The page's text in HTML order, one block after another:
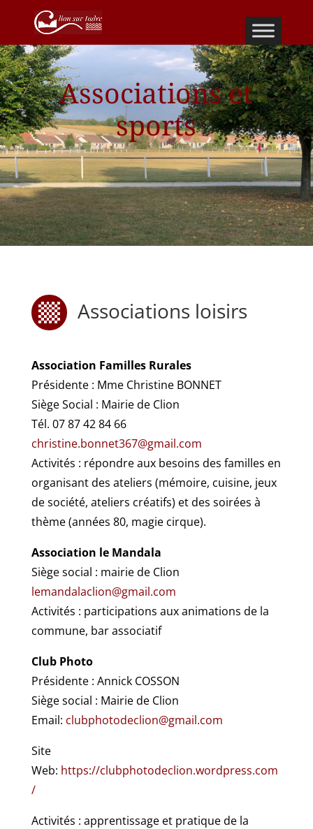
Associations et
sports
 Associations loisirs
Association Familles Rurales
Présidente : Mme Christine BONNET
Siège Social : Mairie de Clion
Tél. 07 87 42 84 66
christine.bonnet367@gmail.com
Activités : répondre aux besoins des familles en
organisant des ateliers (mémoire, cuisine, jeux
de société, ateliers créatifs) et des soirées à
thème (années 80, magie cirque).
Association le Mandala
Siège social : mairie de Clion
lemandalaclion@gmail.com
Activités : participations aux animations de la
commune, bar associatif
Club Photo
Présidente : Annick COSSON
Siège social : Mairie de Clion
Email: clubphotodeclion@gmail.com
Site
Web: https://clubphotodeclion.wordpress.com
/
Activités : apprentissage et pratique de la